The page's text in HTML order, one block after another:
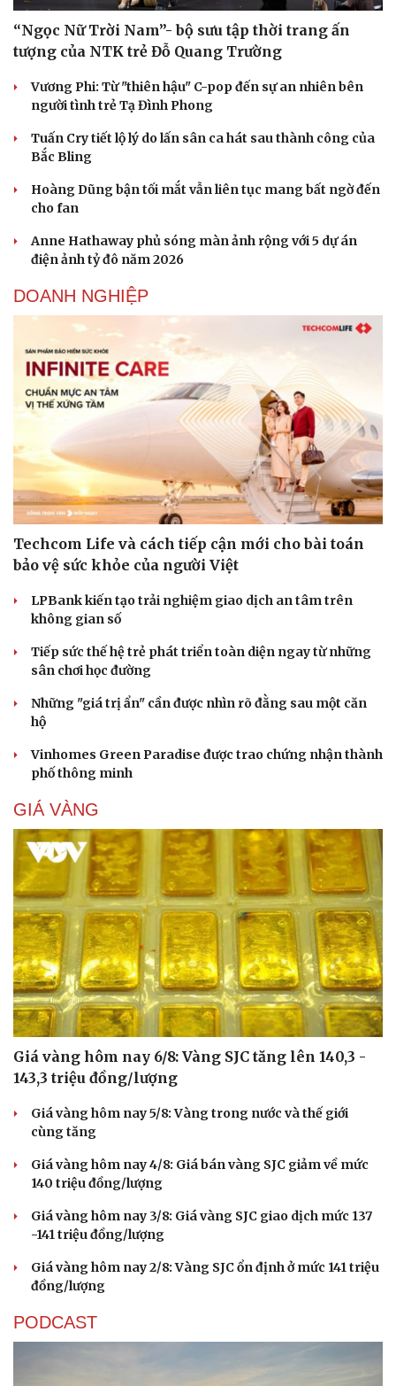
Cải chính
“Ngọc Nữ Trời Nam”- bộ sưu tập thời trang ấn
tượng của NTK trẻ Đỗ Quang Trường
Vương Phi: Từ "thiên hậu" C-pop đến sự an nhiên bên
người tình trẻ Tạ Đình Phong
Tuấn Cry tiết lộ lý do lấn sân ca hát sau thành công của
Bắc Bling
Hoàng Dũng bận tối mắt vẫn liên tục mang bất ngờ đến
cho fan
Anne Hathaway phủ sóng màn ảnh rộng với 5 dự án
điện ảnh tỷ đô năm 2026
DOANH NGHIỆP
Techcom Life và cách tiếp cận mới cho bài toán
bảo vệ sức khỏe của người Việt
LPBank kiến tạo trải nghiệm giao dịch an tâm trên
không gian số
Tiếp sức thế hệ trẻ phát triển toàn diện ngay từ những
sân chơi học đường
Những "giá trị ẩn" cần được nhìn rõ đằng sau một căn
hộ
Vinhomes Green Paradise được trao chứng nhận thành
phố thông minh
GIÁ VÀNG
Giá vàng hôm nay 6/8: Vàng SJC tăng lên 140,3 -
143,3 triệu đồng/lượng
Giá vàng hôm nay 5/8: Vàng trong nước và thế giới
cùng tăng
Giá vàng hôm nay 4/8: Giá bán vàng SJC giảm về mức
140 triệu đồng/lượng
Giá vàng hôm nay 3/8: Giá vàng SJC giao dịch mức 137
-141 triệu đồng/lượng
Giá vàng hôm nay 2/8: Vàng SJC ổn định ở mức 141 triệu
đồng/lượng
PODCAST